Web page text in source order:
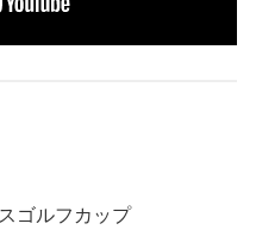
ゴルフカップ